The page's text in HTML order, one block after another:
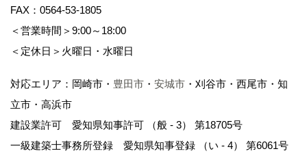
FAX：0564-53-1805
＜営業時間＞9:00～18:00
＜定休日＞火曜日・水曜日
対応エリア：岡崎市・ 豊田市 ・ 安城市 ・刈谷市・西尾市・知
立市・高浜市
建設業許可 愛知県知事許可 （般 - 3） 第18705号
一級建築士事務所登録 愛知県知事登録 （い - 4） 第6061号